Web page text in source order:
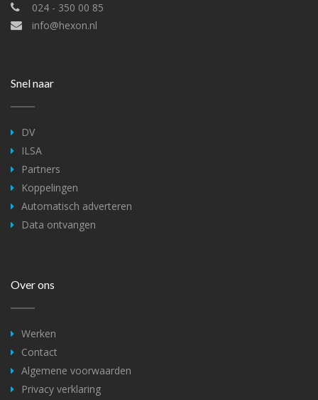
024 - 350 00 85
info@hexon.nl
Snel naar
DV
ILSA
Partners
Koppelingen
Automatisch adverteren
Data ontvangen
Over ons
Werken
Contact
Algemene voorwaarden
Privacy verklaring